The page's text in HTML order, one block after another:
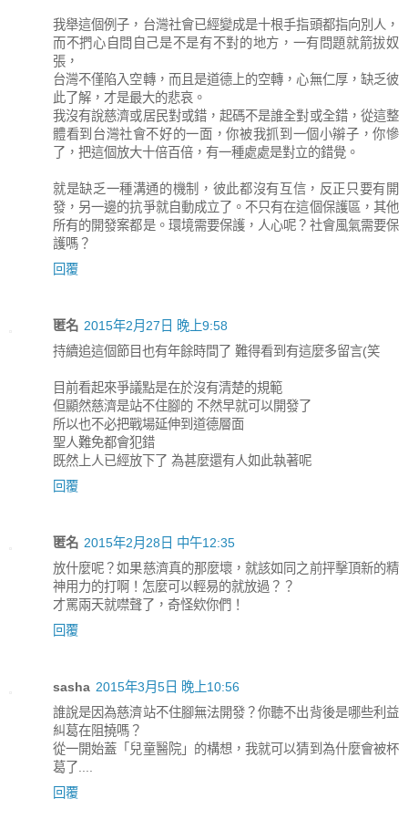
我舉這個例子，台灣社會已經變成是十根手指頭都指向別人，
而不捫心自問自己是不是有不對的地方，一有問題就箭拔奴
張，
台灣不僅陷入空轉，而且是道德上的空轉，心無仁厚，缺乏彼
此了解，才是最大的悲哀。
我沒有說慈濟或居民對或錯，起碼不是誰全對或全錯，從這整
體看到台灣社會不好的一面，你被我抓到一個小辮子，你慘
了，把這個放大十倍百倍，有一種處處是對立的錯覺。
就是缺乏一種溝通的機制，彼此都沒有互信，反正只要有開
發，另一邊的抗爭就自動成立了。不只有在這個保護區，其他
所有的開發案都是。環境需要保護，人心呢？社會風氣需要保
護嗎？
回覆
匿名 2015年2月27日 晚上9:58
持續追這個節目也有年餘時間了 難得看到有這麼多留言(笑
目前看起來爭議點是在於沒有清楚的規範
但顯然慈濟是站不住腳的 不然早就可以開發了
所以也不必把戰場延伸到道德層面
聖人難免都會犯錯
既然上人已經放下了 為甚麼還有人如此執著呢
回覆
匿名 2015年2月28日 中午12:35
放什麼呢？如果慈濟真的那麼壞，就該如同之前抨擊頂新的精
神用力的打啊！怎麼可以輕易的就放過？？
才罵兩天就噤聲了，奇怪欸你們！
回覆
sasha 2015年3月5日 晚上10:56
誰說是因為慈濟站不住腳無法開發？你聽不出背後是哪些利益
糾葛在阻撓嗎？
從一開始蓋「兒童醫院」的構想，我就可以猜到為什麼會被杯
葛了....
回覆